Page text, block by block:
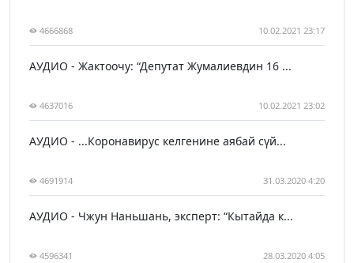
4666868 10.02.2021 23:17
АУДИО - Жактоочу: “Депутат Жумалиевдин 16 ...
4637016 10.02.2021 23:02
АУДИО - ...Коронавирус келгенине аябай сүй...
4691914 31.03.2020 4:20
АУДИО - Чжун Наньшань, эксперт: “Кытайда к...
4596341 28.03.2020 4:05